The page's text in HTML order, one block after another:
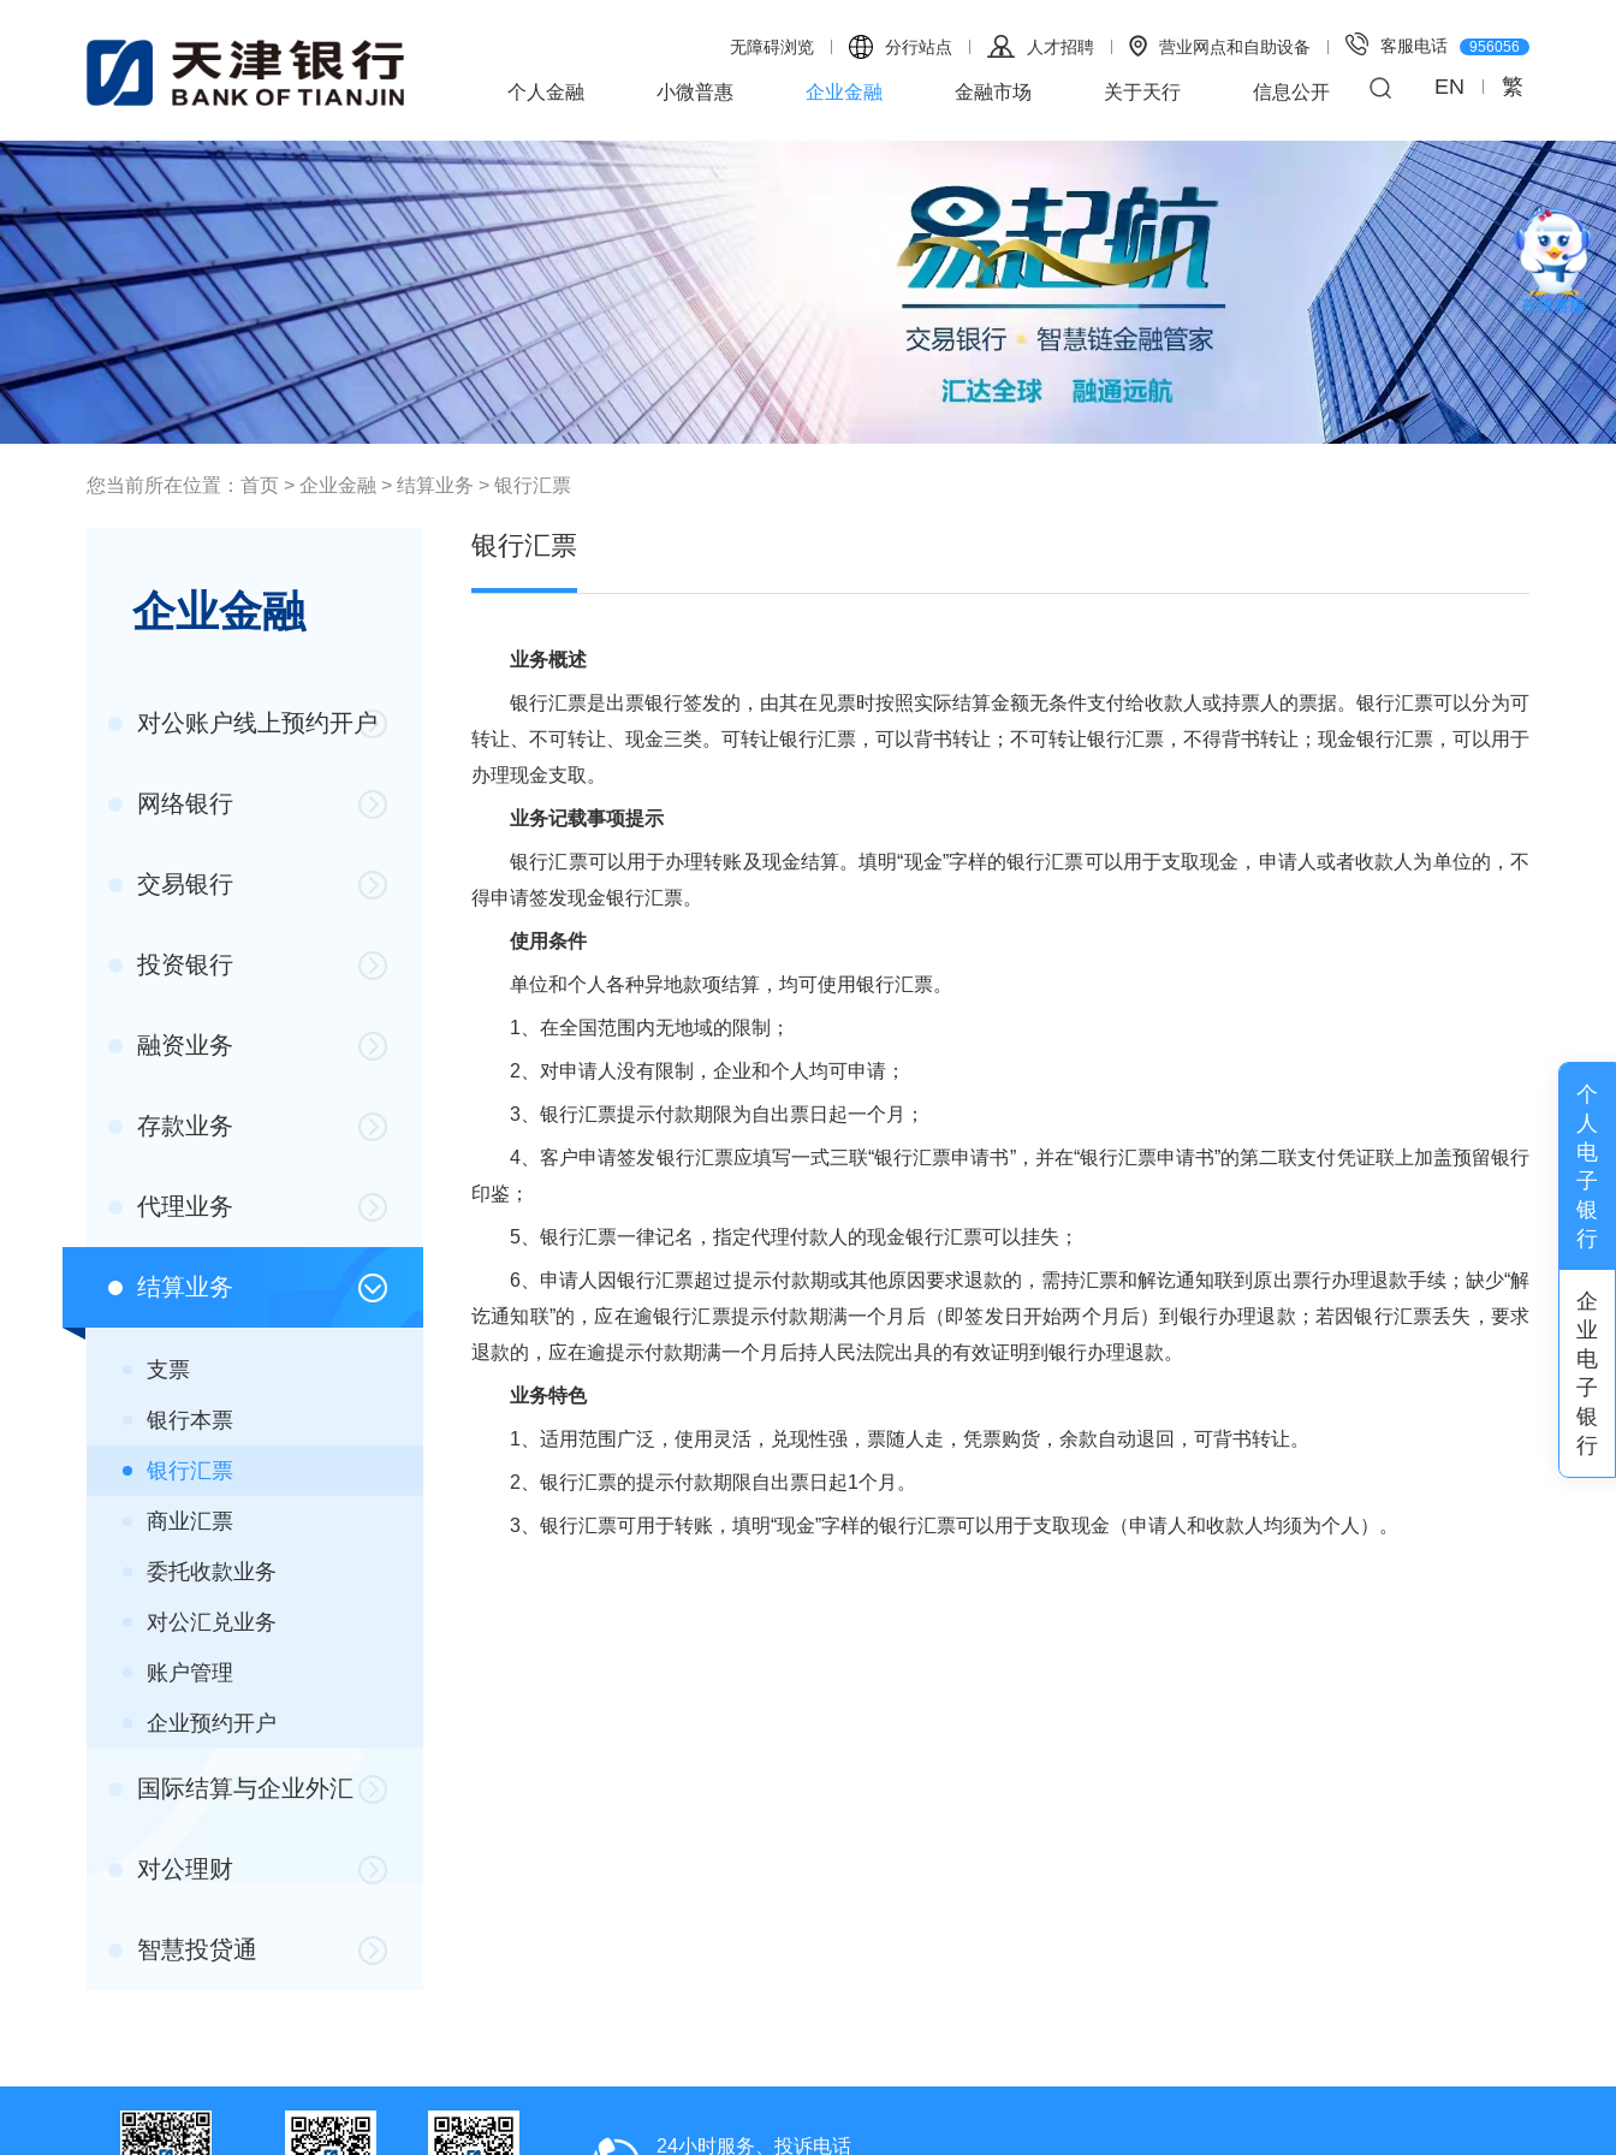
无障碍浏览 分行站点 人才招聘 营业网点和自助设备 客服电话 956056
EN 繁
个人金融 小微普惠 企业金融 金融市场 关于天行 信息公开
个
人
电
子
银
行
企
业
电
子
银
行
您当前所在位置： 首页 > 企业金融 > 结算业务 > 银行汇票
企业金融
对公账户线上预约开户
网络银行
交易银行
投资银行
融资业务
存款业务
代理业务
结算业务
支票
银行本票
银行汇票
商业汇票
委托收款业务
对公汇兑业务
账户管理
企业预约开户
国际结算与企业外汇
对公理财
智慧投贷通
银行汇票
业务概述
银行汇票是出票银行签发的，由其在见票时按照实际结算金额无条件支付给收款人或持票人的票据。银行汇票可以分为可
转让、不可转让、现金三类。可转让银行汇票，可以背书转让；不可转让银行汇票，不得背书转让；现金银行汇票，可以用于
办理现金支取。
业务记载事项提示
银行汇票可以用于办理转账及现金结算。填明“现金”字样的银行汇票可以用于支取现金，申请人或者收款人为单位的，不
得申请签发现金银行汇票。
使用条件
单位和个人各种异地款项结算，均可使用银行汇票。
1、在全国范围内无地域的限制；
2、对申请人没有限制，企业和个人均可申请；
3、银行汇票提示付款期限为自出票日起一个月；
4、客户申请签发银行汇票应填写一式三联“银行汇票申请书”，并在“银行汇票申请书”的第二联支付凭证联上加盖预留银行
印鉴；
5、银行汇票一律记名，指定代理付款人的现金银行汇票可以挂失；
6、申请人因银行汇票超过提示付款期或其他原因要求退款的，需持汇票和解讫通知联到原出票行办理退款手续；缺少“解
讫通知联”的，应在逾银行汇票提示付款期满一个月后（即签发日开始两个月后）到银行办理退款；若因银行汇票丢失，要求
退款的，应在逾提示付款期满一个月后持人民法院出具的有效证明到银行办理退款。
业务特色
1、适用范围广泛，使用灵活，兑现性强，票随人走，凭票购货，余款自动退回，可背书转让。
2、银行汇票的提示付款期限自出票日起1个月。
3、银行汇票可用于转账，填明“现金”字样的银行汇票可以用于支取现金（申请人和收款人均须为个人）。
24小时服务、投诉电话